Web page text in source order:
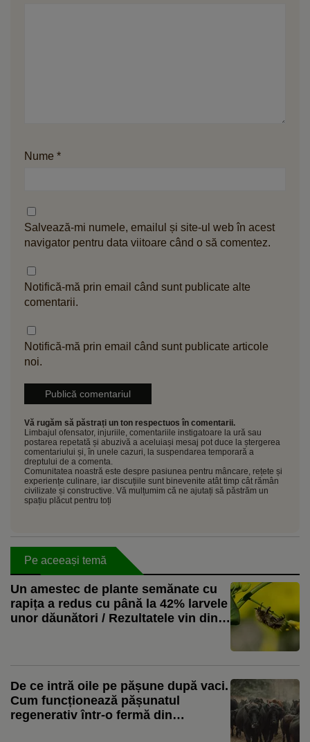
Nume *
Salvează-mi numele, emailul și site-ul web în acest
navigator pentru data viitoare când o să comentez.
Notifică-mă prin email când sunt publicate alte
comentarii.
Notifică-mă prin email când sunt publicate articole
noi.
Vă rugăm să păstrați un ton respectuos în comentarii.
Limbajul ofensator, injuriile, comentariile instigatoare la ură sau
postarea repetată și abuzivă a aceluiași mesaj pot duce la ștergerea
comentariului și, în unele cazuri, la suspendarea temporară a
dreptului de a comenta.
Comunitatea noastră este despre pasiunea pentru mâncare, rețete și
experiențe culinare, iar discuțiile sunt binevenite atât timp cât rămân
civilizate și constructive. Vă mulțumim că ne ajutați să păstrăm un
spațiu plăcut pentru toți
Pe aceeași temă
Un amestec de plante semănate cu
rapița a redus cu până la 42% larvele
unor dăunători / Rezultatele vin din
De ce intră oile pe pășune după vaci.
Cum funcționează pășunatul
regenerativ într-o fermă din